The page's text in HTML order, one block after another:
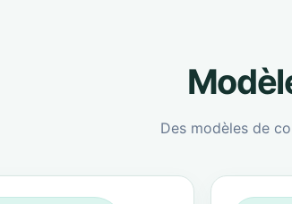
Des modèles de